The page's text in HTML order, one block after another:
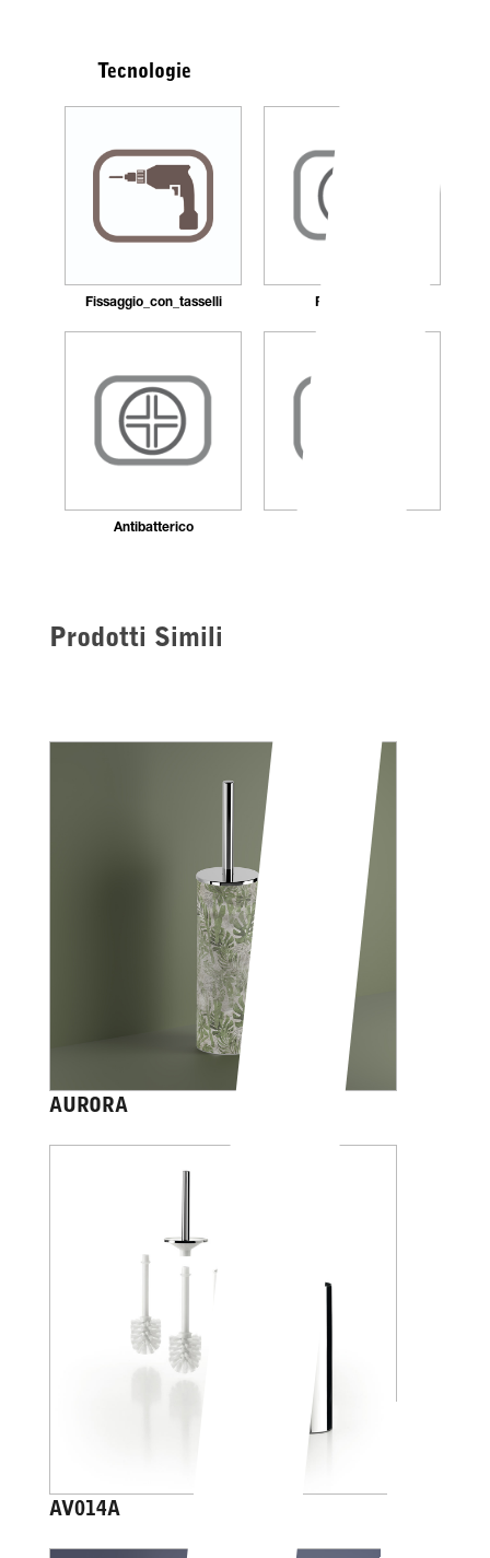
Tecnologie
Fissaggio_con_tasselli Ricaricabile
Antibatterico
Prodotti Simili
AURORA
AV014A